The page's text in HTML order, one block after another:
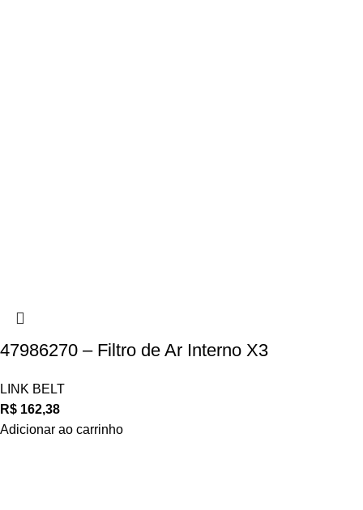
47986270 – Filtro de Ar Interno X3
LINK BELT
R$ 162,38
Adicionar ao carrinho